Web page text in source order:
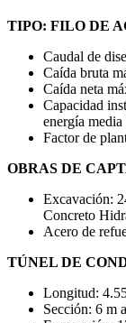
TIPO: FILO DE
Caudal de
Caída bruta
Caída neta
Capacidad
energía
Factor de
OBRAS DE
Excavación:
Concreto
Acero de
TÚNEL DE
Longitud:
Sección: 6 m